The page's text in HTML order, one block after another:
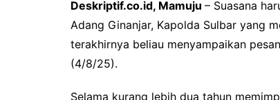
Deskriptif.co.id, Mamuju – Suasana
Adang Ginanjar, Kapolda Sulbar yang
terakhirnya beliau menyampaikan
(4/8/25).
Selama kurang lebih dua tahun